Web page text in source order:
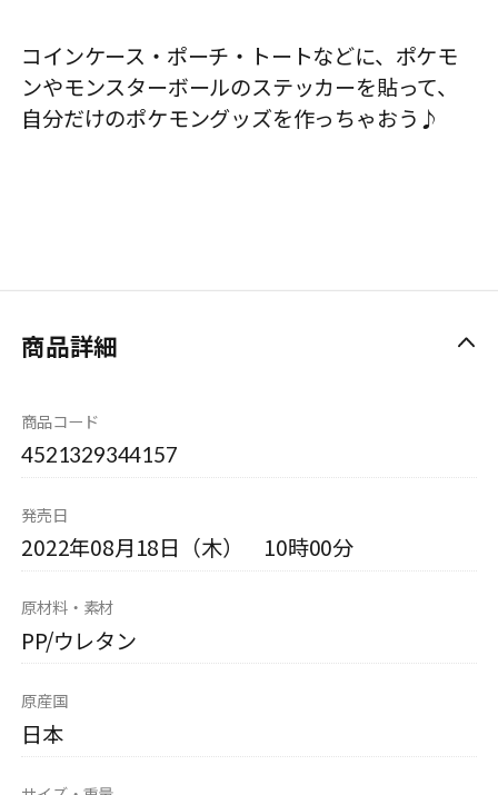
コインケース・ポーチ・トートなどに、ポケモ
ンやモンスターボールのステッカーを貼って、
自分だけのポケモングッズを作っちゃおう♪
商品詳細
商品コード
4521329344157
発売日
2022年08月18日（木） 10時00分
原材料・素材
PP/ウレタン
原産国
日本